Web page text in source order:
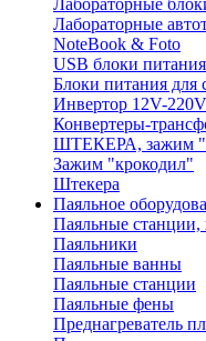
Лабораторные
Лабораторные
NoteBook & Foto
USB блоки
Блоки питания для
Инвертор 12V-220V
Конвертеры-
ШТЕКЕРА, зажим
Зажим "крокодил"
Штекера
Паяльное
Паяльные
Паяльники
Паяльные ванны
Паяльные станции
Паяльные фены
Преднагреватель